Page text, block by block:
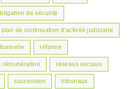
de sécurité
plan de continuation d'activité judiciaire
réforme
rémunération réseaux sociaux
succession tribunaux